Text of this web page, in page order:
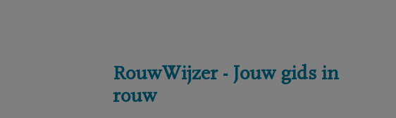
RouwWijzer - Jouw gids in
rouw